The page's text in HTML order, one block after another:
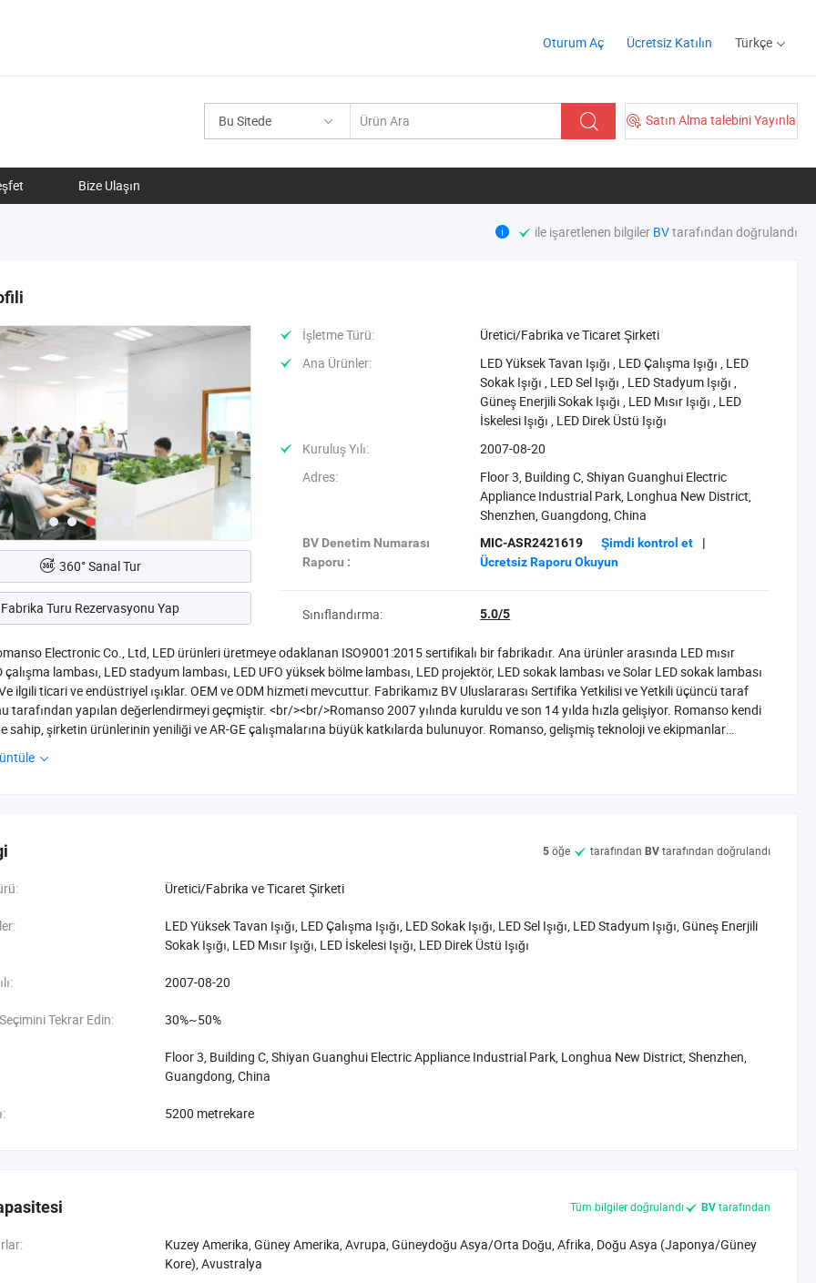
Oturum Aç Ücretsiz Katılın Türkçe
Bu Sitede Satın Alma talebini Yayınla
Bize Ulaşın
ile işaretlenen bilgiler BVtarafından doğrulandı
360° Sanal Tur
Fabrika Turu Rezervasyonu Yap
İşletme Türü:
Üretici/Fabrika ve Ticaret Şirketi
Ana Ürünler:
‪LED Yüksek Tavan Işığı‬ , ‪LED Çalışma Işığı‬ , ‪LED
Sokak Işığı‬ , ‪LED Sel Işığı‬ , ‪LED Stadyum Işığı‬ ,
‪Güneş Enerjili Sokak Işığı‬ , ‪LED Mısır Işığı‬ , ‪LED
İskelesi Işığı‬ , ‪LED Direk Üstü Işığı‬
Kuruluş Yılı:
2007-08-20
Adres:
Floor 3, Building C, Shiyan Guanghui Electric
Appliance Industrial Park, Longhua New District,
Shenzhen, Guangdong, China
BV Denetim Numarası
Raporu :
MIC-ASR2421619 Şimdi kontrol et
|
Ücretsiz Raporu Okuyun
Sınıflandırma: 5.0/5
Electronic Co., Ltd, LED ürünleri üretmeye odaklanan ISO9001:2015 sertifikalı bir fabrikadır. Ana ürünler arasında LED mısır
çalışma lambası, LED stadyum lambası, LED UFO yüksek bölme lambası, LED projektör, LED sokak lambası ve Solar LED sokak lambası
ilgili ticari ve endüstriyel ışıklar. OEM ve ODM hizmeti mevcuttur. Fabrikamız BV Uluslararası Sertifika Yetkilisi ve Yetkili üçüncü taraf
tarafından yapılan değerlendirmeyi geçmiştir. <br/><br/>Romanso 2007 yılında kuruldu ve son 14 yılda hızla gelişiyor. Romanso kendi
sahip, şirketin ürünlerinin yeniliği ve AR-GE çalışmalarına büyük katkılarda bulunuyor. Romanso, gelişmiş teknoloji ve ekipmanlar
gibi ürün performansını ve kalitesini test etmek için profesyonel ekipmanlarımız da mevcuttur <br/><br/>Şu anda Romanso 30'den fazla
hizmeti sunuyoruz. Amacımız ortak gelişim ve ortak avantajdır. Dünyanın daha fazla müşterimizle işbirliği yapmayı gerçekten dört
<br/><br/>Günümüzde Romanso, 14 yıllık profesyonel teknoloji ve kurumsal kültüre bağlı kalarak "kalite, yenilik, dürüstlük, hizmet"
bağlı kalacak, temel itici güç olarak yüksek teknoloji bağımsız yeniliği, enerji tasarrufu ve çevre korumasını kendi sorumluluğumuz
ve "aydınlatma ömrü, dünyayı aydınlatma" gibi kurumsal bir hedefe ulaşmak için çaba sarf edin. <br/><br/>Birlikte çalışalım, tüm
çabaları belirleyeyim ve ivmeye devam edelim, yeni bir yol aralım ve yeni bir mükemmellik arayıp Romanso için yeni bir bölüm
5 öğe tarafından BV tarafından doğrulandı
Üretici/Fabrika ve Ticaret Şirketi
LED Yüksek Tavan Işığı, LED Çalışma Işığı, LED Sokak Işığı, LED Sel Işığı, LED Stadyum Işığı, Güneş Enerjili
Sokak Işığı, LED Mısır Işığı, LED İskelesi Işığı, LED Direk Üstü Işığı
2007-08-20
Seçimini Tekrar Edin: 30%~50%
Floor 3, Building C, Shiyan Guanghui Electric Appliance Industrial Park, Longhua New District, Shenzhen,
Guangdong, China
5200 metrekare
Tüm bilgiler doğrulandı BV tarafından
Kuzey Amerika, Güney Amerika, Avrupa, Güneydoğu Asya/Orta Doğu, Afrika, Doğu Asya (Japonya/Güney
Kore), Avustralya